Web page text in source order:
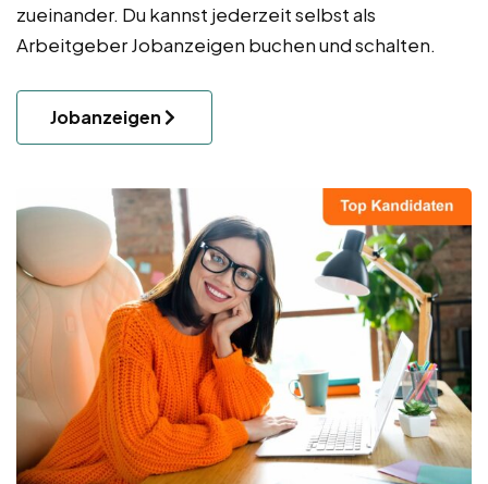
zueinander. Du kannst jederzeit selbst als
Arbeitgeber Jobanzeigen buchen und schalten.
Jobanzeigen